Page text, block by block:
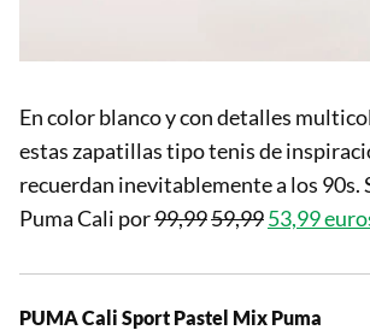
En color blanco y con detalles
estas zapatillas tipo tenis de
recuerdan inevitablemente a los 90s.
Puma Cali por99,9959,9953,99
PUMA Cali Sport Pastel Mix Puma